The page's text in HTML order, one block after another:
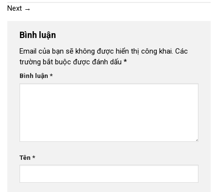
Next →
Bình luận
Email của bạn sẽ không được hiển thị công khai. Các
trường bắt buộc được đánh dấu *
Bình luận *
Tên *